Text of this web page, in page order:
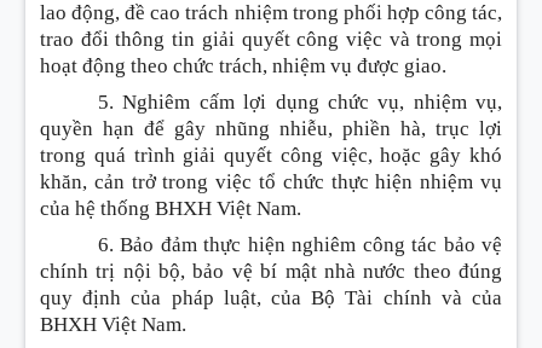
lao động, đề cao trách nhiệm trong phối hợp công tác,
trao đổi thông tin giải quyết công việc và trong mọi
hoạt động theo chức trách, nhiệm vụ được giao.
5. Nghiêm cấm lợi dụng chức vụ, nhiệm vụ,
quyền hạn để gây nhũng nhiễu, phiền hà, trục lợi
trong quá trình giải quyết công việc, hoặc gây khó
khăn, cản trở trong việc tổ chức thực hiện nhiệm vụ
của hệ thống BHXH Việt Nam.
6. Bảo đảm thực hiện nghiêm công tác bảo vệ
chính trị nội bộ, bảo vệ bí mật nhà nước theo đúng
quy định của pháp luật, của Bộ Tài chính và của
BHXH Việt Nam.